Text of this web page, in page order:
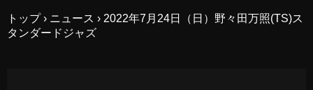
トップ › ニュース › 2022年7月24日（日）野々田万照(TS)ス
タンダードジャズ